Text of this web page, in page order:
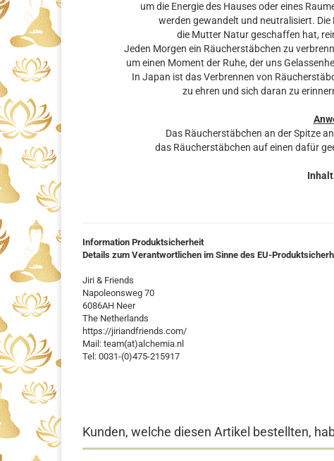
um die Energie des Hauses oder eines
werden gewandelt und neutralisiert.
die Mutter Natur geschaffen hat,
Jeden Morgen ein Räucherstäbchen zu
um einen Moment der Ruhe, der uns
In Japan ist das Verbrennen von
zu ehren und sich daran zu
Das Räucherstäbchen an der Spitze
das Räucherstäbchen auf einen dafür
Information Produktsicherheit
Details zum Verantwortlichen im Sinne des EU-
Jiri & Friends
Napoleonsweg 70
6086AH Neer
The Netherlands
https://jiriandfriends.com/
Mail: team(at)alchemia.nl
Tel: 0031-(0)475-215917
Kunden, welche diesen Artikel bestellten,